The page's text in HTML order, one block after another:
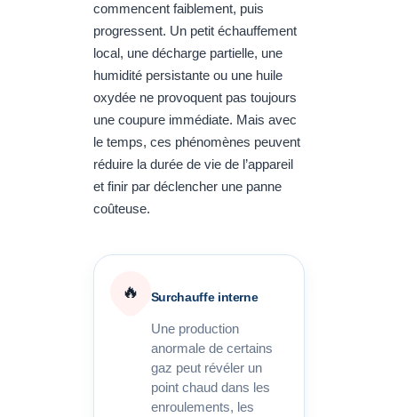
commencent faiblement, puis
progressent. Un petit échauffement
local, une décharge partielle, une
humidité persistante ou une huile
oxydée ne provoquent pas toujours
une coupure immédiate. Mais avec
le temps, ces phénomènes peuvent
réduire la durée de vie de l’appareil
et finir par déclencher une panne
coûteuse.
🔥 Surchauffe interne
Une production
anormale de certains
gaz peut révéler un
point chaud dans les
enroulements, les